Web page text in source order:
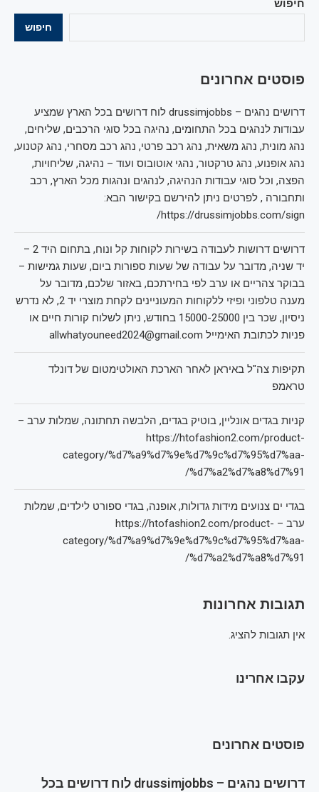
חיפוש
חיפוש
פוסטים אחרונים
דרושים נהגים – drussimjobbs לוח דרושים בכל הארץ שמציע
עבודות לנהגים בכל התחומים, נהיגה בכל סוגי הרכבים, שליחים,
נהג מונית, נהג משאית, נהג רכב פרטי, נהג רכב מסחרי, נהג קטנוע,
נהג אופנוע, נהג טרקטור, נהגי אוטובוס ועוד – נהיגה, שליחויות,
הפצה, וכל סוגי עבודות הנהיגה, לנהגים ונהגות מכל הארץ, רכב
ותחבורה , לפרטים ניתן להירשם בקישור הבא:
https://drussimjobbs.com/sign/
דרושים דרושות לעבודה בשירות לקוחות קל ונוח, בתחום היד 2 –
יד שניה, מדובר על עבודה של שעות ספורות ביום, שעות גמישות –
בבוקר צהריים או ערב לפי בחירתכם, באזור שלכם, מדובר על
מענה טלפוני ופיזי ללקוחות המעוניינים לקחת מוצרי יד 2, לא נדרש
ניסיון, שכר בין 15000-25000 בחודש, ניתן לשלוח קורות חיים או
פניות לכתובת האימייל allwhatyouneed2024@gmail.com
תקיפות צה"ל באיראן לאחר הארכת האולטימטום של דונלד
טראמפ
קניות בגדים אונליין, בוטיק בגדים, הלבשה תחתונה, שמלות ערב –
https://htofashion2.com/product-
category/%d7%a9%d7%9e%d7%9c%d7%95%d7%aa-
%d7%a2%d7%a8%d7%91/
בגדי ים צנועים מידות גדולות, אופנה, בגדי ספורט לילדים, שמלות
ערב – https://htofashion2.com/product-
category/%d7%a9%d7%9e%d7%9c%d7%95%d7%aa-
%d7%a2%d7%a8%d7%91/
תגובות אחרונות
אין תגובות להציג.
עקבו אחרינו
פוסטים אחרונים
דרושים נהגים – drussimjobbs לוח דרושים בכל